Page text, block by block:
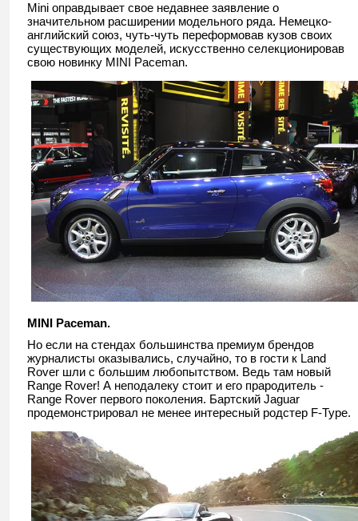
Mini оправдывает свое недавнее заявление о
значительном расширении модельного ряда. Немецко-
английский союз, чуть-чуть переформовав кузов своих
существующих моделей, искусственно селекционировав
свою новинку MINI Paceman.
MINI Paceman.
Но если на стендах большинства премиум брендов
журналисты оказывались, случайно, то в гости к Land
Rover шли с большим любопытством. Ведь там новый
Range Rover! А неподалеку стоит и его прародитель -
Range Rover первого поколения. Бартский Jaguar
продемонстрировал не менее интересный родстер F-Type.